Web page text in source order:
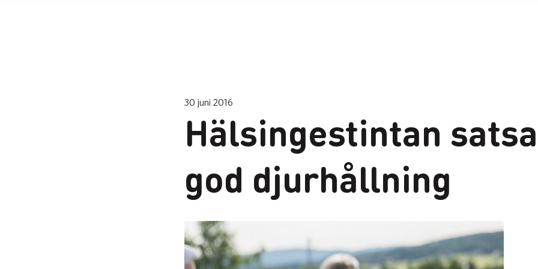
30 juni 2016
Hälsingestintan
god djurhållning